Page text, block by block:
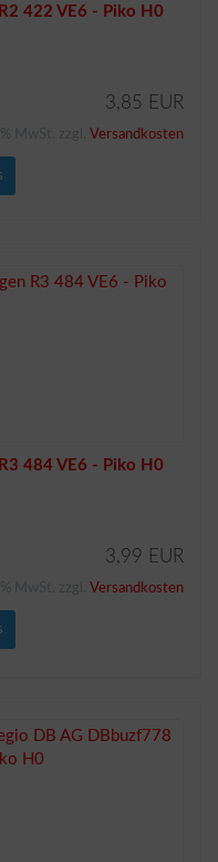
422 VE6 - Piko H0
3,85 EUR
Versandkosten
484 VE6 - Piko H0
3,99 EUR
Versandkosten